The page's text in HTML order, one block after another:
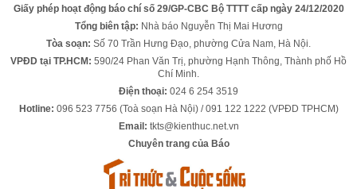
Giấy phép hoạt động báo chí số 29/GP-CBC Bộ TTTT cấp ngày 24/12/2020
Tổng biên tập: Nhà báo Nguyễn Thị Mai Hương
Tòa soạn: Số 70 Trần Hưng Đạo, phường Cửa Nam, Hà Nội.
VPĐD tại TP.HCM: 590/24 Phan Văn Trị, phường Hạnh Thông, Thành phố Hồ
Chí Minh.
Điện thoại: 024 6 254 3519
Hotline: 096 523 7756 (Toà soạn Hà Nội) / 091 122 1222 (VPĐD TPHCM)
Email: tkts@kienthuc.net.vn
Chuyên trang của Báo